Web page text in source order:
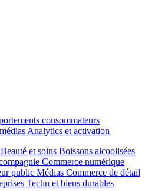
consommateurs
Analytics et activation
Beauté et soins Boissons alcoolisées
Commerce numérique
public Médias Commerce de détail
Techn et biens durables